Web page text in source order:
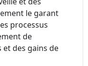
le garant
processus
de
et des gains de